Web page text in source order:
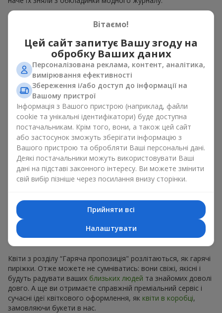
Гаряча пропозиція — це вишукані дизайнерські ансамблі та
елегантні композиції за гарячими цінами, що естетично
поєднують в собі різноманіття форм, кольорів та фактур.
Тут часто з'являються творчі пропозиції зсезонних рослин
а також тематичні набори для свят і особливих подій
Чому ціни на композиції
можуть бути нижчими
Гаряча пропозиція — це не квіти які втратили свою свіжість.
Адже ми гарантуємо термін зберігання кожного букета в
ідеальному стані щонайменше протягом 5 днів. Ціни на
квіти гаряча пропозиція знижуються через:
сезонність квітів — у пік цвітіння троянд, півоній або
гортензій ціни нижчі.
планове оновлення асортименту — старі композиції
авторських букетів.
надходження великої партії квітів – коли ми
розуміємо, що квітів замовлено більше ніж потрібно,
робимо привабливі варіанти дешевшими, зберігши
Квіти з розділу “Гаряча пропозиція" розлітаються, як гарячі
пиріжки. Отже можете не сумніватись: вони свіжі, якісні і
будуть радувати ваших близьких людей та знайомих доволі
довго. А ще ви отримаєте справжній преміальний сервіс і
сучасні ідеї квіткового оформлення, як квіти в коробці,
замовляючи букети в нас.
Вітаємо!
Цей сайт запитує Вашу згоду на
обробку Ваших даних
Персоналізована реклама, контент, аналітика,
вимірювання ефективності
Збереження і/або доступ до інформації на
Вашому пристрої
Інформація з Вашого пристрою (наприклад, файли
cookie та унікальні ідентифікатори) буде доступна
постачальникам. Крім того, вони, а також цей сайт
або застосунок зможуть зберігати інформацію з
Вашого пристрою та обробляти Ваші персональні дані.
Деякі постачальники можуть використовувати Ваші
дані на підставі законного інтересу. Ви можете змінити
свій вибір пізніше через посилання внизу сторінки.
Прийняти всі
Налаштувати